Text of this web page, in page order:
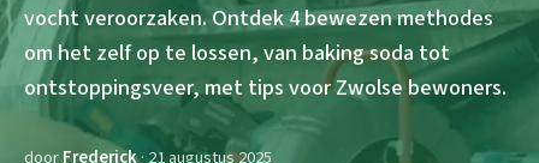
vocht veroorzaken. Ontdek 4 bewezen methodes
om het zelf op te lossen, van baking soda tot
ontstoppingsveer, met tips voor Zwolse bewoners.
doorFrederick· 21 augustus 2025